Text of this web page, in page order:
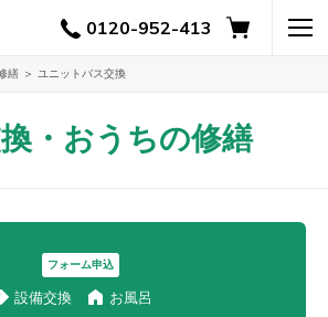
0120-952-413
繕 ユニットバス交換
・おうちの修繕
フォーム申込
設備交換 お風呂